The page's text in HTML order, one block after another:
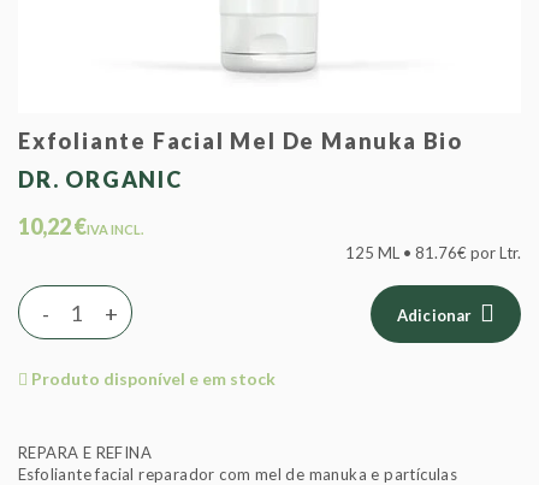
Exfoliante Facial Mel De Manuka Bio
DR. ORGANIC
10,22 €IVA INCL.
125 ML • 81.76€ por Ltr.
+
- Adicionar
Produto disponível e em stock
REPARA E REFINA
Esfoliante facial reparador com mel de manuka e partículas